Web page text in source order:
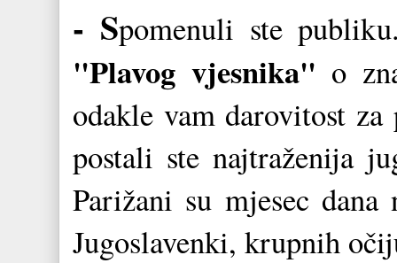
- Spomenuli ste
"Plavog vjesnika" o
odakle vam darovitost
postali ste najtraženija
Parižani su mjesec
Jugoslavenki, krupnih